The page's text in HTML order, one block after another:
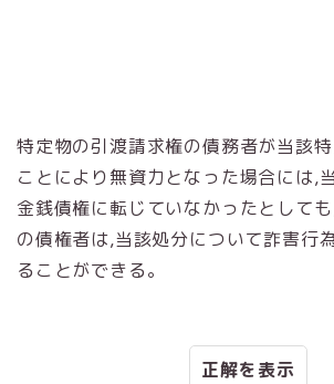
特定物の引渡請求権の債務者が当該
ことにより無資力となった場合には,
金銭債権に転じていなかったとして
の債権者は,当該処分について詐害行
ることができる。
正解